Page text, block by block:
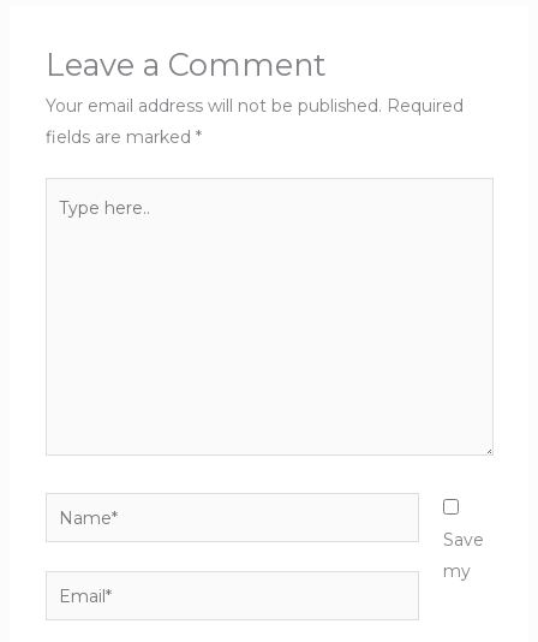
Leave a Comment
Your email address will not be published. Required
fields are marked *
here..
Name*
Email*
Save
my